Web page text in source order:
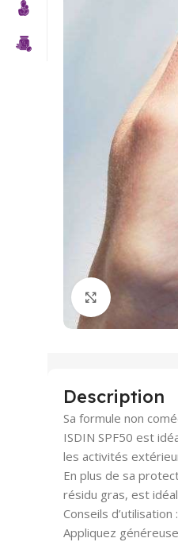
Description
Sa formule non
ISDIN SPF50 est
les activités
En plus de sa
résidu gras, est
Conseils d’utilisation :
Appliquez